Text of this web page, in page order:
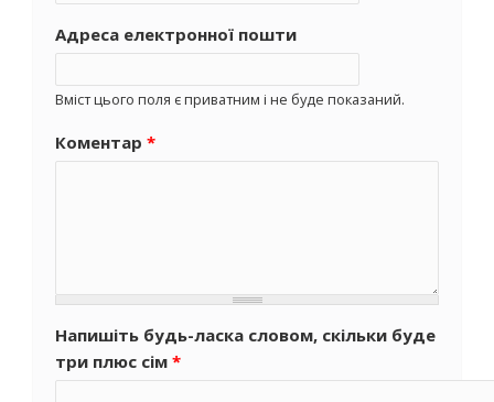
Адреса електронної пошти
Вміст цього поля є приватним і не буде показаний.
Коментар *
Напишіть будь-ласка словом, скільки буде
три плюс сім *